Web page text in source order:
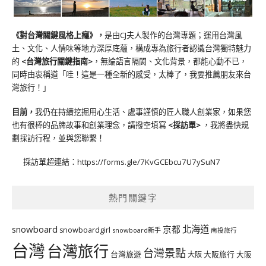
《對台灣關鍵風格上癮》 ， 是由CJ夫人製作的台灣專題；運用台灣風
土、文化、人情味等地方深厚底蘊，構成專為旅行者認識台灣獨特魅力
的 <台灣旅行關鍵指南> ，無論語言隔閡、文化背景，都能心動不已，
同時由衷稱道「哇！這是一種全新的感受，太棒了，我要推薦朋友來台
灣旅行！」
目前， 我仍在持續挖掘用心生活、處事謹慎的匠人職人創業家，如果您
也有很棒的品牌故事和創業理念，請撥空填寫 <採訪單> ，我將盡快規
劃採訪行程，並與您聯繫！
採訪單超連結： https://forms.gle/7KvGCEbcu7U7ySuN7
熱門關鍵字
snowboard snowboardgirl snowboard新手 京都 北海道 南投旅行
台灣台灣旅行 台灣旅遊 台灣景點大阪大阪旅行大阪